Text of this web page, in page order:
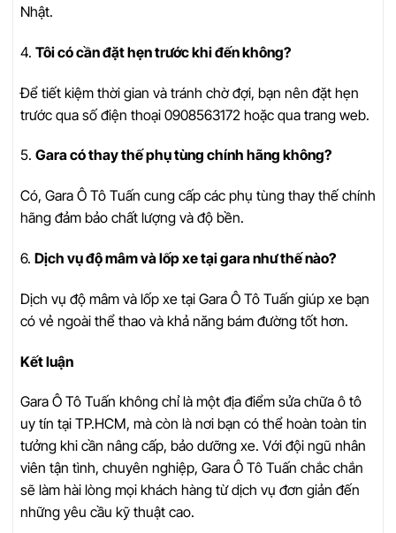
Nhật.
4. Tôi có cần đặt hẹn trước khi đến không?
Để tiết kiệm thời gian và tránh chờ đợi, bạn nên đặt hẹn
trước qua số điện thoại 0908563172 hoặc qua trang web.
5. Gara có thay thế phụ tùng chính hãng không?
Có, Gara Ô Tô Tuấn cung cấp các phụ tùng thay thế chính
hãng đảm bảo chất lượng và độ bền.
6. Dịch vụ độ mâm và lốp xe tại gara như thế nào?
Dịch vụ độ mâm và lốp xe tại Gara Ô Tô Tuấn giúp xe bạn
có vẻ ngoài thể thao và khả năng bám đường tốt hơn.
Kết luận
Gara Ô Tô Tuấn không chỉ là một địa điểm sửa chữa ô tô
uy tín tại TP.HCM, mà còn là nơi bạn có thể hoàn toàn tin
tưởng khi cần nâng cấp, bảo dưỡng xe. Với đội ngũ nhân
viên tận tình, chuyên nghiệp, Gara Ô Tô Tuấn chắc chắn
sẽ làm hài lòng mọi khách hàng từ dịch vụ đơn giản đến
những yêu cầu kỹ thuật cao.